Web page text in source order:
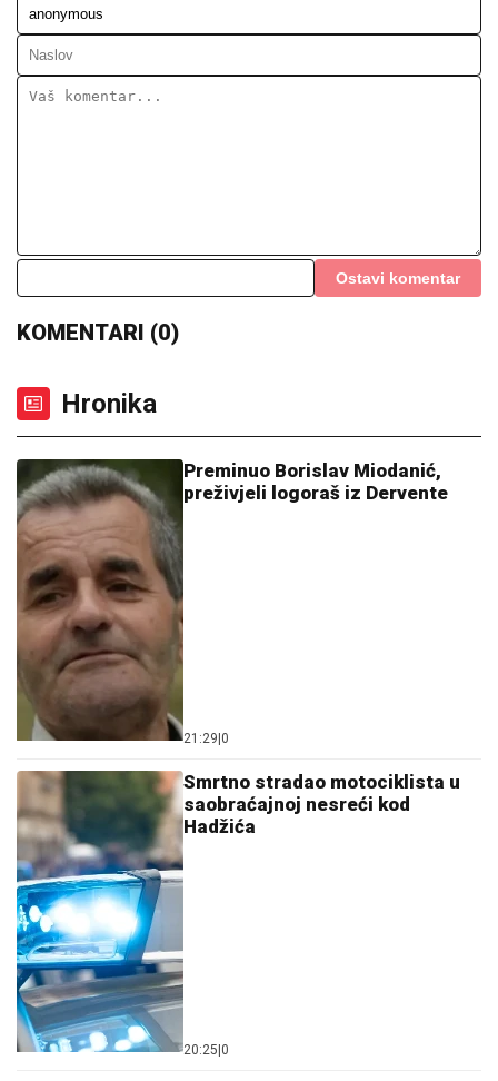
Ostavi komentar
KOMENTARI (0)
Hronika
Preminuo Borislav Miodanić,
preživjeli logoraš iz Dervente
21:29 0
Smrtno stradao motociklista u
saobraćajnoj nesreći kod
Hadžića
20:25 0